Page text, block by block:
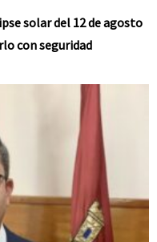
solar del 12 de agosto
con seguridad